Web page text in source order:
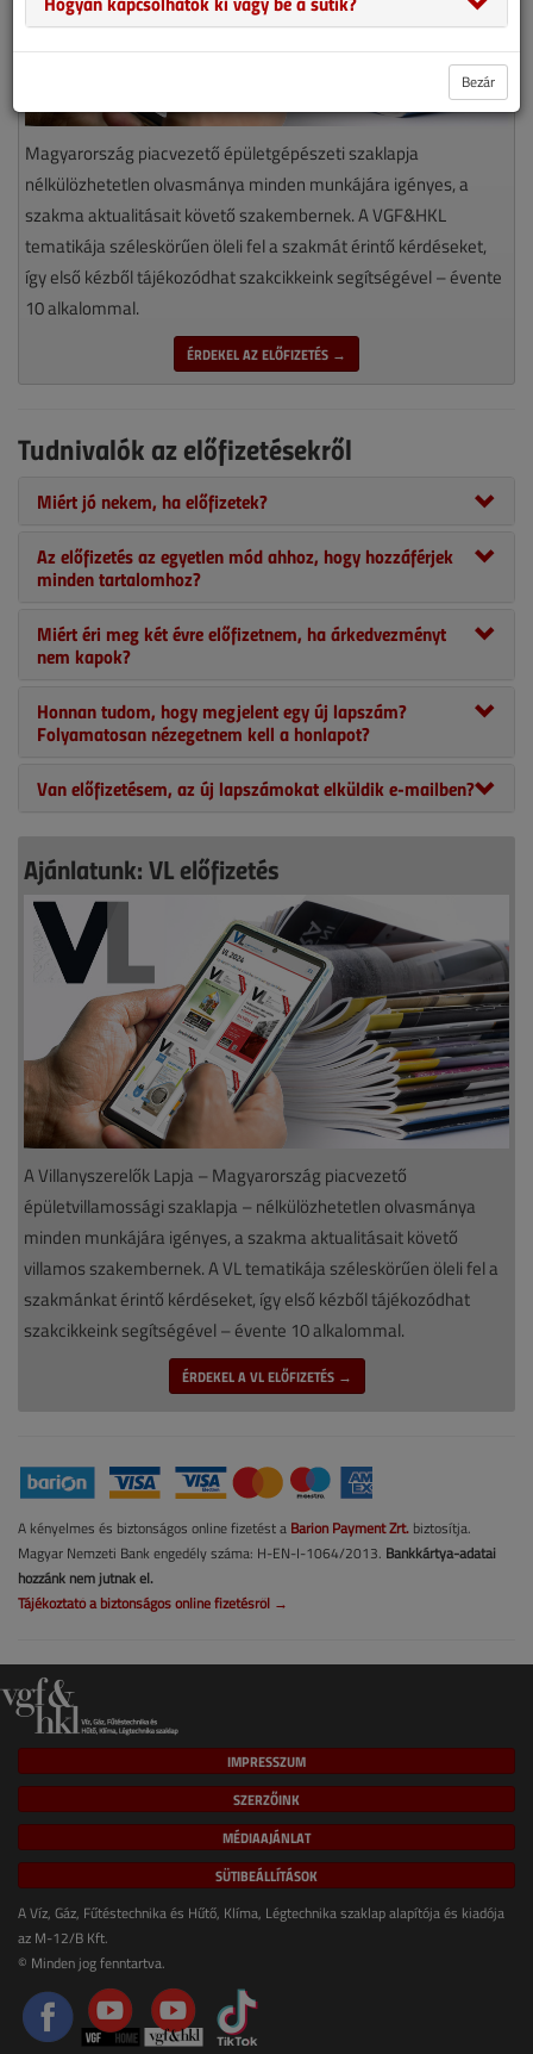
Magyarország piacvezető épületgépészeti szaklapja
nélkülözhetetlen olvasmánya minden munkájára igényes, a
szakma aktualitásait követő szakembernek. A VGF&HKL
tematikája széleskörűen öleli fel a szakmát érintő kérdéseket,
így első kézből tájékozódhat szakcikkeink segítségével – évente
10 alkalommal.
ÉRDEKEL AZ ELŐFIZETÉS →
Tudnivalók az előfizetésekről
Miért jó nekem, ha előfizetek?
Az előfizetés az egyetlen mód ahhoz, hogy hozzáférjek
minden tartalomhoz?
Miért éri meg két évre előfizetnem, ha árkedvezményt
nem kapok?
Honnan tudom, hogy megjelent egy új lapszám?
Folyamatosan nézegetnem kell a honlapot?
Van előfizetésem, az új lapszámokat elküldik e-mailben?
Ajánlatunk: VL előfizetés
A Villanyszerelők Lapja – Magyarország piacvezető
épületvillamossági szaklapja – nélkülözhetetlen olvasmánya
minden munkájára igényes, a szakma aktualitásait követő
villamos szakembernek. A VL tematikája széleskörűen öleli fel a
szakmánkat érintő kérdéseket, így első kézből tájékozódhat
szakcikkeink segítségével – évente 10 alkalommal.
ÉRDEKEL A VL ELŐFIZETÉS →
A kényelmes és biztonságos online fizetést a Barion Payment Zrt. biztosítja.
Magyar Nemzeti Bank engedély száma: H-EN-I-1064/2013. Bankkártya-adatai
hozzánk nem jutnak el.
Tájékoztató a biztonságos online fizetésről →
IMPRESSZUM
SZERZŐINK
MÉDIAAJÁNLAT
SÜTIBEÁLLÍTÁSOK
A Víz, Gáz, Fűtéstechnika és Hűtő, Klíma, Légtechnika szaklap alapítója és kiadója
az M-12/B Kft.
© Minden jog fenntartva.
Bezár